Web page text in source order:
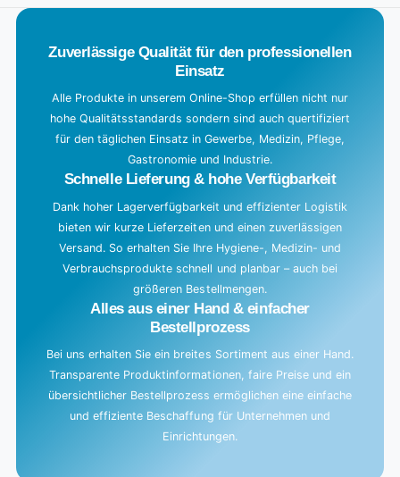
a
Zuverlässige Qualität für den professionellen
Einsatz
Alle Produkte in unserem Online-Shop erfüllen nicht nur
hohe Qualitätsstandards sondern sind auch quertifiziert
für den täglichen Einsatz in Gewerbe, Medizin, Pflege,
Gastronomie und Industrie.
Schnelle Lieferung & hohe Verfügbarkeit
Dank hoher Lagerverfügbarkeit und effizienter Logistik
bieten wir kurze Lieferzeiten und einen zuverlässigen
Versand. So erhalten Sie Ihre Hygiene-, Medizin- und
Verbrauchsprodukte schnell und planbar – auch bei
größeren Bestellmengen.
Alles aus einer Hand & einfacher
Bestellprozess
Bei uns erhalten Sie ein breites Sortiment aus einer Hand.
Transparente Produktinformationen, faire Preise und ein
übersichtlicher Bestellprozess ermöglichen eine einfache
und effiziente Beschaffung für Unternehmen und
Einrichtungen.